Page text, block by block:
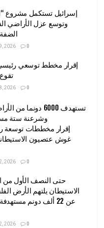
إسرائيل تستكمل مشروع
وتوسع عزل الأراضي
2026 0
إقرار مخطط توسعي
2026 0
تستهدف 6000 دونما
وشرعنة ستة
إقرار مخططات توسعة
غوش عتصيون
2026 0
الاستيطان يلتهم الأرض
2026 0